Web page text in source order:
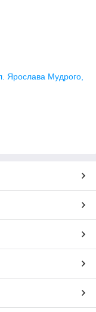
Ярослава Мудрого,